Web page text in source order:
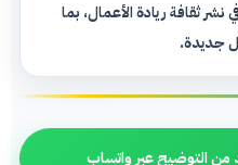
ثقافة ريادة الأعمال، بما
جديدة.
من التوضيح عبر واتساب